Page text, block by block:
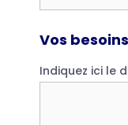
Vos
Indiquez ici le